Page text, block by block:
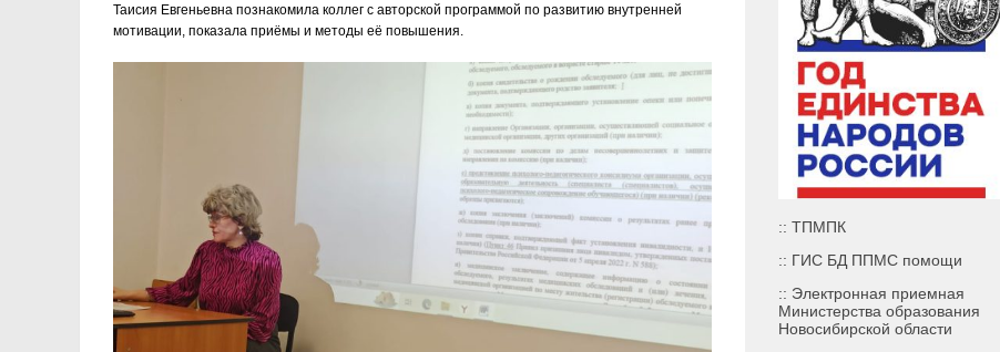
Таисия Евгеньевна познакомила коллег с авторской программой по развитию внутренней
мотивации, показала приёмы и методы её повышения.
:: ТПМПК
:: ГИС БД ППМС помощи
:: Электронная приемная
Министерства образования
Новосибирской области